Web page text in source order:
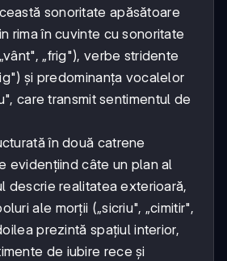
sonoritate apăsătoare
rima în cuvinte cu sonoritate
„frig"), verbe stridente
și predominanța vocalelor
care transmit sentimentul de
în două catrene
evidențiind câte un plan al
descrie realitatea exterioară,
ale morții („sicriu", „cimitir",
prezintă spațiul interior,
de iubire rece și